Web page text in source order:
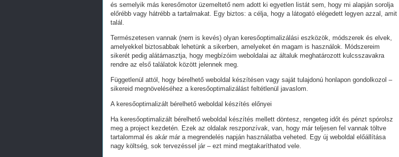
és semelyik más keresőmotor üzemeltető nem adott ki egyetlen listát sem, hogy mi alapján sorolja
előrébb vagy hátrébb a tartalmakat. Egy biztos: a célja, hogy a látogató elégedett legyen azzal, amit
talál.
Természetesen vannak (nem is kevés) olyan keresőoptimalizálási eszközök, módszerek és elvek,
amelyekkel biztosabbak lehetünk a sikerben, amelyeket én magam is használok. Módszereim
sikerét pedig alátámasztja, hogy megbízóim weboldalai az általuk meghatározott kulcsszavakra
rendre az első találatok között jelennek meg.
Függetlenül attól, hogy bérelhető weboldal készítésen vagy saját tulajdonú honlapon gondolkozol –
sikereid megnöveléséhez a keresőoptimalizálást feltétlenül javaslom.
A keresőoptimalizált bérelhető weboldal készítés előnyei
Ha keresőoptimalizált bérelhető weboldal készítés mellett döntesz, rengeteg időt és pénzt spórolsz
meg a project kezdetén. Ezek az oldalak reszponzívak, van, hogy már teljesen fel vannak töltve
tartalommal és akár már a megrendelés napján használatba veheted. Egy új weboldal előállítása
nagy költség, sok tervezéssel jár – ezt mind megtakaríthatod vele.